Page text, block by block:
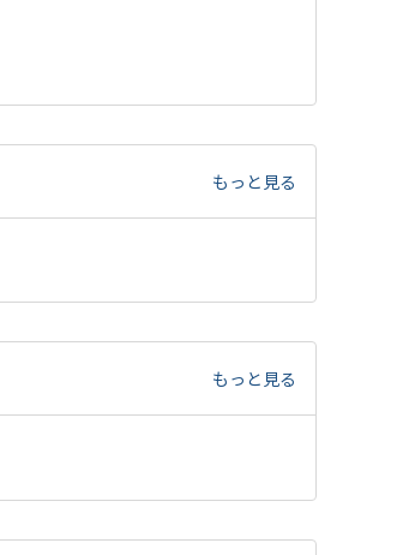
もっと見る
もっと見る